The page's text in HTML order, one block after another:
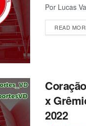
Por
READ
x
2022